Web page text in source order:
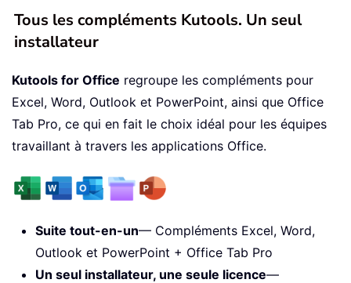
Tous les compléments Kutools. Un seul
installateur
Kutools for Office regroupe les compléments pour
Excel, Word, Outlook et PowerPoint, ainsi que Office
Tab Pro, ce qui en fait le choix idéal pour les équipes
travaillant à travers les applications Office.
Suite tout-en-un— Compléments Excel, Word,
Outlook et PowerPoint + Office Tab Pro
Un seul installateur, une seule licence—